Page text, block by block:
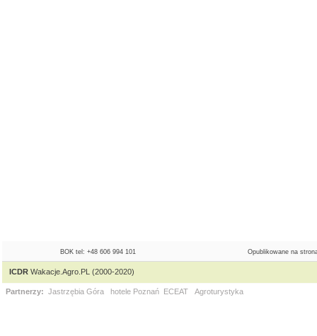
BOK tel: +48 606 994 101 Opublikowane na
ICDRWakacje.Agro.PL (2000-2020)
Partnerzy: Jastrzębia Góra hotele Poznań ECEAT Agroturystyka